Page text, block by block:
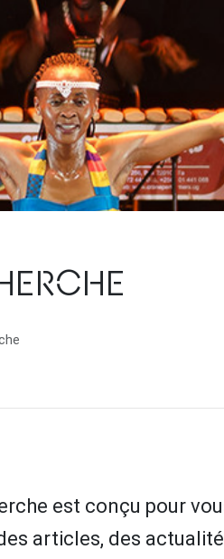
est conçu pour
articles, des